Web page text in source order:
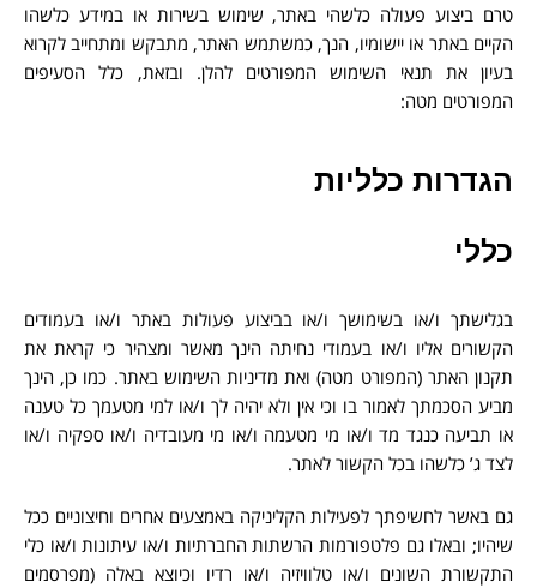
טרם ביצוע פעולה כלשהי באתר, שימוש בשירות או במידע כלשהו
הקיים באתר או יישומיו, הנך, כמשתמש האתר, מתבקש ומתחייב לקרוא
בעיון את תנאי השימוש המפורטים להלן. ובזאת, כלל הסעיפים
המפורטים מטה:
הגדרות כלליות
כללי
בגלישתך ו/או בשימושך ו/או בביצוע פעולות באתר ו/או בעמודים
הקשורים אליו ו/או בעמודי נחיתה הינך מאשר ומצהיר כי קראת את
תקנון האתר (המפורט מטה) ואת מדיניות השימוש באתר. כמו כן, הינך
מביע הסכמתך לאמור בו וכי אין ולא יהיה לך ו/או למי מטעמך כל טענה
או תביעה כנגד מד ו/או מי מטעמה ו/או מי מעובדיה ו/או ספקיה ו/או
לצד ג’ כלשהו בכל הקשור לאתר.
גם באשר לחשיפתך לפעילות הקליניקה באמצעים אחרים וחיצוניים ככל
שיהיו; ובאלו גם פלטפורמות הרשתות החברתיות ו/או עיתונות ו/או כלי
התקשורת השונים ו/או טלוויזיה ו/או רדיו וכיוצא באלה (מפרסמים